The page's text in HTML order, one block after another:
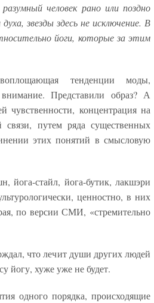
человек рано или поздно
звезды здесь не исключение. В
йоги, которые за этим
тенденции моды,
Представили образ? А
чувственности, концентрация на
связи, путем ряда существенных
этих понятий в смысловую
йога-стайл, йога-бутик, лакшэри
ценностно, в них
по версии СМИ, «стремительно
что лечит души других людей
йогу, хуже уже не будет.
одного порядка, происходящие